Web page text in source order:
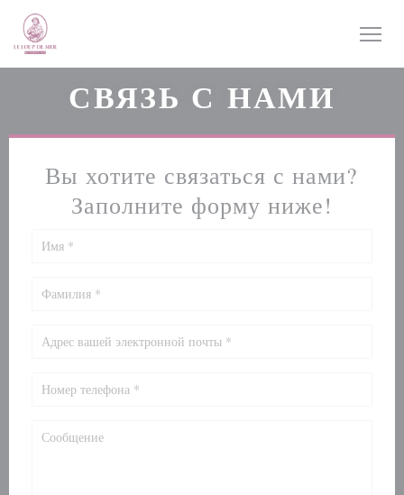
СВЯЗЬ С НАМИ
Вы хотите связаться с нами?
Заполните форму ниже!